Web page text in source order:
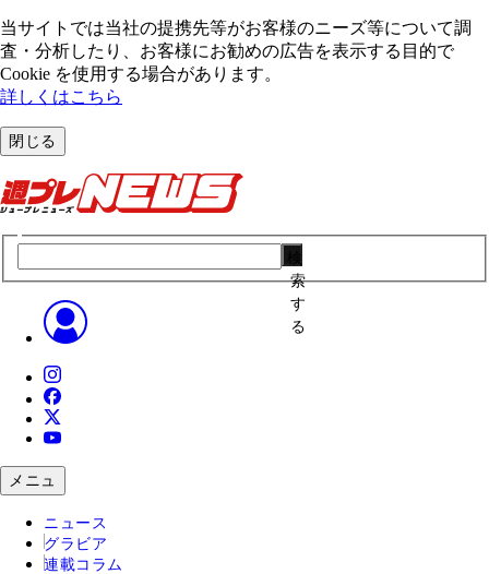
当サイトでは当社の提携先等がお客様のニーズ等について調
査・分析したり、お客様にお勧めの広告を表⽰する⽬的で
Cookie を使⽤する場合があります。
詳しくはこちら
閉じる
索
す
る
メニュ
ニュース
グラビア
連載コラム